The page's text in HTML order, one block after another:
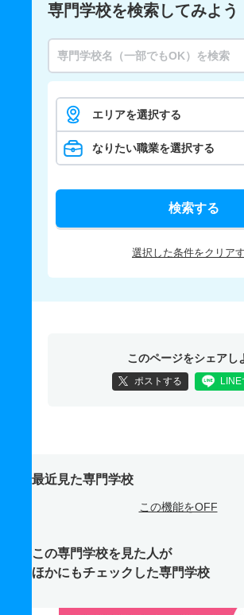
専門学校を検索してみよう
エリアを選択する
なりたい職業を選択する
検索する
選択した条件をクリア
このページをシェアし
ポストする LINE
最近見た専門学校
この機能をOFF
この専門学校を見た人が
ほかにもチェックした専門学校